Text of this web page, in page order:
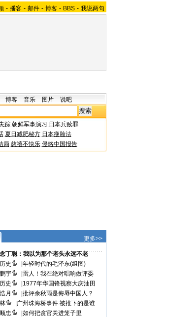
- 播客 - 邮件 - 博客 - BBS - 我说两句
博客 音乐 图片 说吧
踪 朝鲜军事演习 日本兵赎罪
夏日减肥秘方 日本瘦脸法
局 慈禧不快乐 侵略中国报告
更多>>
丁聪：我以为那个老头永远不老
史
年轻时代的毛泽东(组图)
宇
雷人！我在绝对唱响做评委
史
1977年华国锋视察大庆油田
月
批评余秋雨是侮辱中国人？
广州珠海桥事件:被推下的是谁
忠
如何把贪官关进笼子里